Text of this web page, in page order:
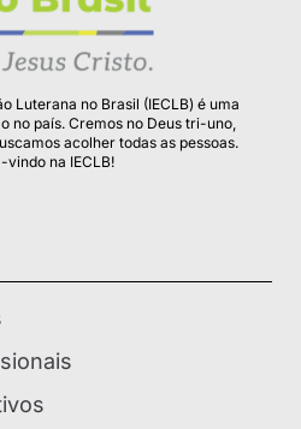
Luterana no Brasil (IECLB) é uma
no país. Cremos no Deus tri-uno,
acolher todas as pessoas.
na IECLB!